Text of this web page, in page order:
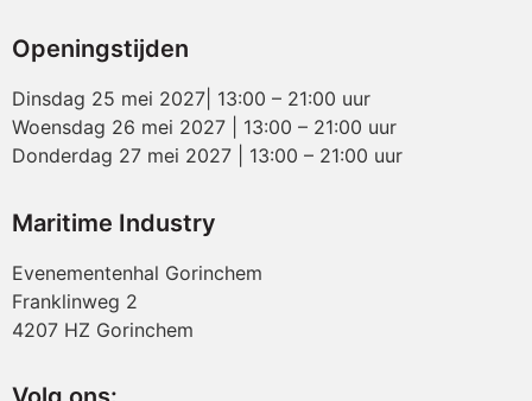
Openingstijden
Dinsdag 25 mei 2027| 13:00 – 21:00 uur
Woensdag 26 mei 2027 | 13:00 – 21:00 uur
Donderdag 27 mei 2027 | 13:00 – 21:00 uur
Maritime Industry
Evenementenhal Gorinchem
Franklinweg 2
4207 HZ Gorinchem